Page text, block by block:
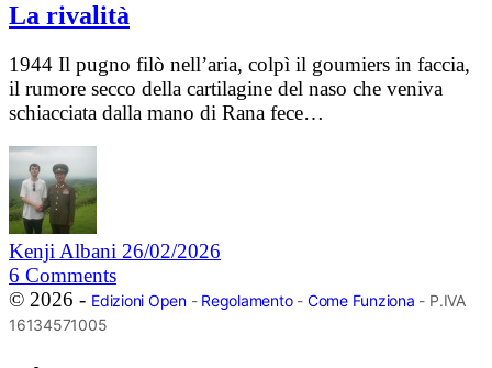
La rivalità
1944 Il pugno filò nell’aria, colpì il goumiers in faccia,
il rumore secco della cartilagine del naso che veniva
schiacciata dalla mano di Rana fece…
Kenji Albani 26/02/2026
6 Comments
© 2026 - Edizioni Open- Regolamento- Come Funziona - P.IVA
16134571005